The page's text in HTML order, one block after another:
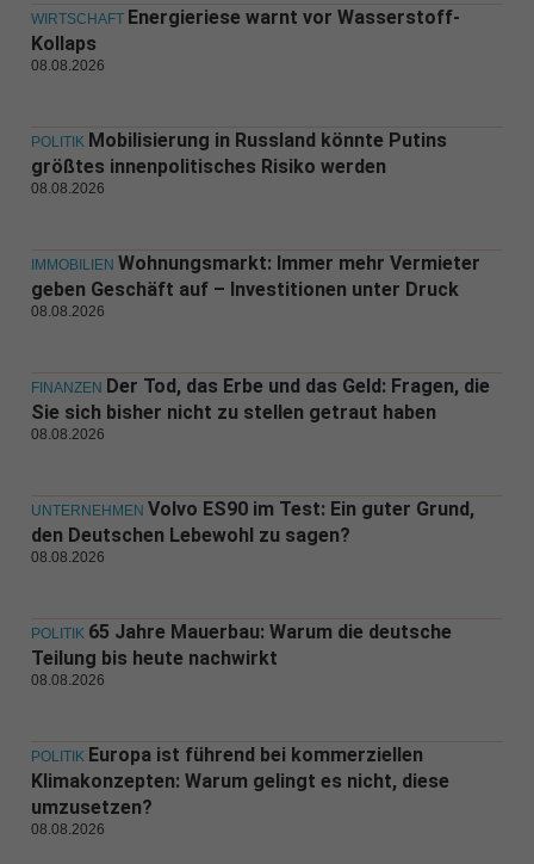
WIRTSCHAFT Energieriese warnt vor Wasserstoff-
Kollaps
08.08.2026
POLITIK Mobilisierung in Russland könnte Putins
größtes innenpolitisches Risiko werden
08.08.2026
IMMOBILIEN Wohnungsmarkt: Immer mehr Vermieter
geben Geschäft auf – Investitionen unter Druck
08.08.2026
FINANZEN Der Tod, das Erbe und das Geld: Fragen, die
Sie sich bisher nicht zu stellen getraut haben
08.08.2026
UNTERNEHMEN Volvo ES90 im Test: Ein guter Grund,
den Deutschen Lebewohl zu sagen?
08.08.2026
POLITIK 65 Jahre Mauerbau: Warum die deutsche
Teilung bis heute nachwirkt
08.08.2026
POLITIK Europa ist führend bei kommerziellen
Klimakonzepten: Warum gelingt es nicht, diese
umzusetzen?
08.08.2026